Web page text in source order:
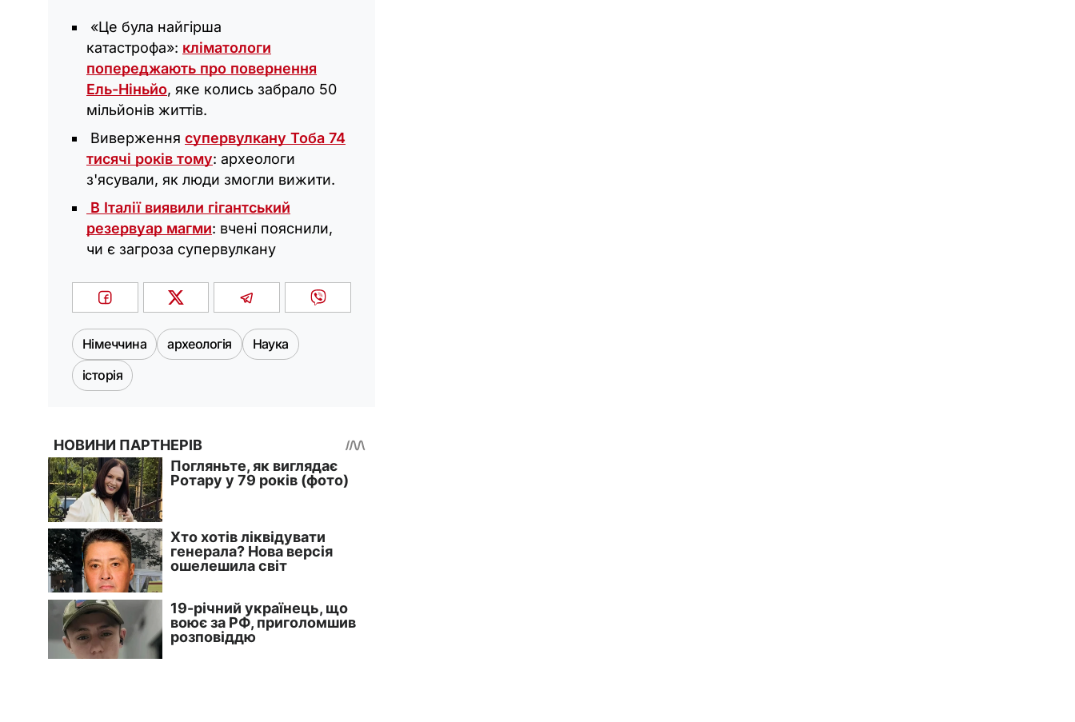
«Це була найгірша
катастрофа»: кліматологи
попереджають про повернення
Ель-Ніньйо, яке колись забрало 50
мільйонів життів.
Виверження супервулкану Тоба 74
тисячі років тому: археологи
з'ясували, як люди змогли вижити.
В Італії виявили гігантський
резервуар магми: вчені пояснили,
чи є загроза супервулкану
Німеччина археологія
Наука
історія